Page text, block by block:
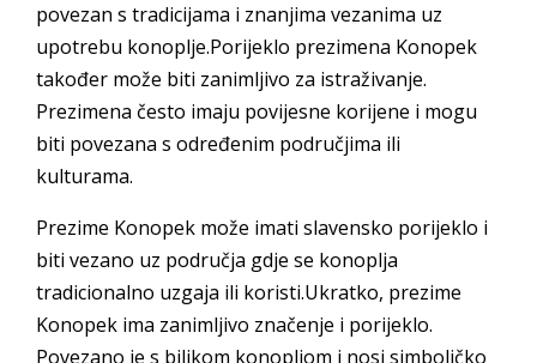
povezan s tradicijama i znanjima vezanima uz
upotrebu konoplje.Porijeklo prezimena Konopek
također može biti zanimljivo za istraživanje.
Prezimena često imaju povijesne korijene i mogu
biti povezana s određenim područjima ili
kulturama.
Prezime Konopek može imati slavensko porijeklo i
biti vezano uz područja gdje se konoplja
tradicionalno uzgaja ili koristi.Ukratko, prezime
Konopek ima zanimljivo značenje i porijeklo.
Povezano je s biljkom konopljom i nosi simboličko